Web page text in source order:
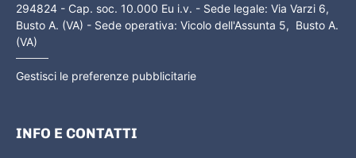
294824 - Cap. soc. 10.000 Eu i.v. - Sede legale: Via Varzi 6,
Busto A. (VA) - Sede operativa: Vicolo dell'Assunta 5, Busto A.
(VA)
Gestisci le preferenze pubblicitarie
INFO E CONTATTI